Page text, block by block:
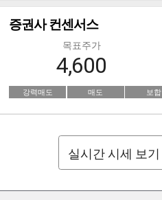
증권사 컨센서스
목표주가
4,600
강력매도 매도 보합
실시간 시세 보기